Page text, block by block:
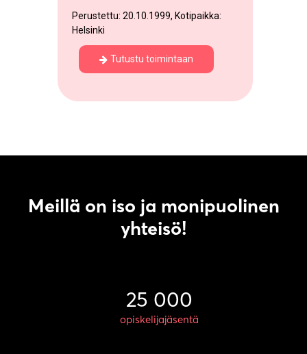
Perustettu: 20.10.1999, Kotipaikka:
Helsinki
Tutustu toimintaan
Meillä on iso ja monipuolinen
yhteisö!
25 000
opiskelijajäsentä